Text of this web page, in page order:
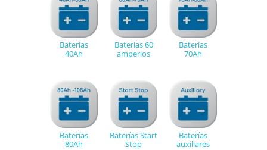
Baterías
40Ah
Baterías 60
amperios
Baterías
70Ah
Baterías
80Ah
Baterías Start
Stop
Baterías
auxiliares